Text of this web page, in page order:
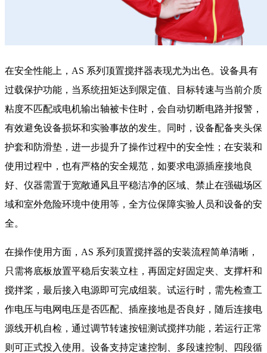
在安全性能上，AS 系列顶置搅拌器表现尤为出色。设备具有
过载保护功能，当系统扭矩达到限定值、目标转速与当前介质
粘度不匹配或电机输出轴被卡住时，会自动切断电路并报警，
有效避免设备损坏和实验事故的发生。同时，设备配备夹头保
护套和防滑垫，进一步提升了操作过程中的安全性；在安装和
使用过程中，也有严格的安全规范，如要求电源插座接地良
好、仪器需置于宽敞通风且平稳洁净的区域、禁止在强磁场区
域和室外危险环境中使用等，全方位保障实验人员和设备的安
全。
在操作使用方面，AS 系列顶置搅拌器的安装流程简单清晰，
只需将底板放置平稳后安装立柱，再固定好固定夹、支撑杆和
搅拌桨，最后接入电源即可完成组装。试运行时，需先检查工
作电压与电网电压是否匹配、插座接地是否良好，随后连接电
源线开机自检，通过调节转速按钮测试搅拌功能，若运行正常
则可正式投入使用。设备支持定速控制、多段速控制、四段循